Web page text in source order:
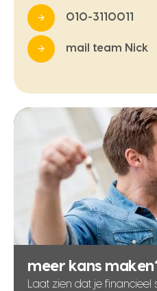
010-3110011
mail team Nick
meer kans
Laat zien dat je financieel